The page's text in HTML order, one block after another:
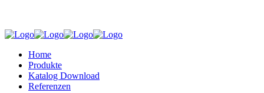
Home
Produkte
Katalog Download
Referenzen